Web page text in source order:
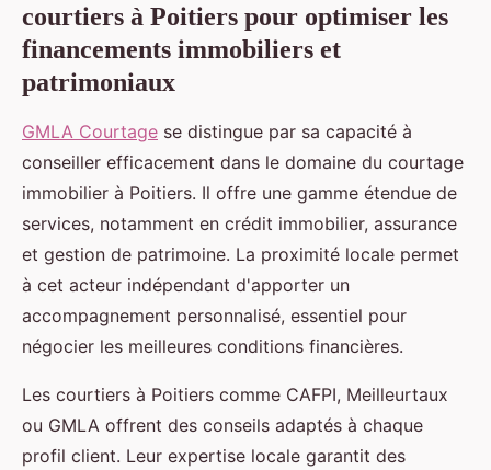
courtiers à Poitiers pour optimiser les
financements immobiliers et
patrimoniaux
GMLA Courtage se distingue par sa capacité à
conseiller efficacement dans le domaine du courtage
immobilier à Poitiers. Il offre une gamme étendue de
services, notamment en crédit immobilier, assurance
et gestion de patrimoine. La proximité locale permet
à cet acteur indépendant d'apporter un
accompagnement personnalisé, essentiel pour
négocier les meilleures conditions financières.
Les courtiers à Poitiers comme CAFPI, Meilleurtaux
ou GMLA offrent des conseils adaptés à chaque
profil client. Leur expertise locale garantit des